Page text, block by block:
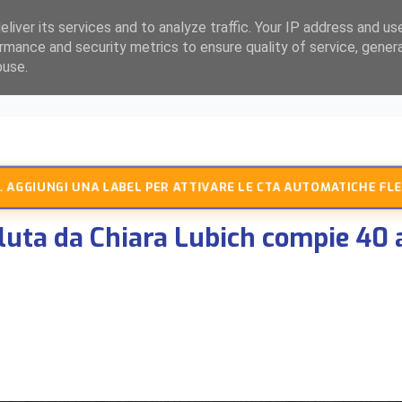
UNA LABEL PER ATTIVARE LE CTA AUTOMATICHE
da Chiara Lubich compie 40
its services and to analyze traffic. Your IP address and
and security metrics to ensure quality of service,